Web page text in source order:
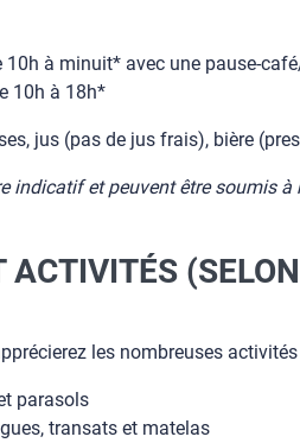
10h à minuit* avec une pause-
10h à 18h*
jus (pas de jus frais), bière
indicatif et peuvent être soumis
ACTIVITÉS
les nombreuses
parasols
transats et matelas